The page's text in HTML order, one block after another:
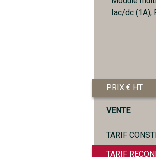
Iac/dc (1A),
PRIX € HT
VENTE
TARIF
TARIF